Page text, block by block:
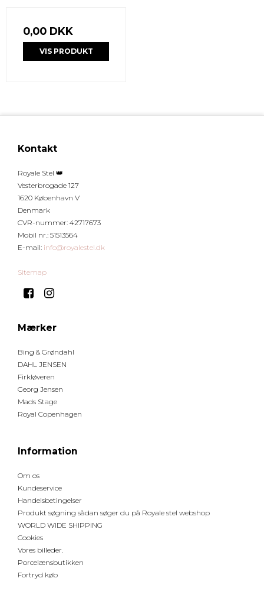
0,00 DKK
VIS PRODUKT
Kontakt
Royale Stel 👑
Vesterbrogade 127
1620 København V
Denmark
CVR-nummer: 42717673
Mobil nr.: 51513564
E-mail: info@royalestel.dk
Sitemap
Mærker
Bing & Grøndahl
DAHL JENSEN
Firkløveren
Georg Jensen
Mads Stage
Royal Copenhagen
Information
Om os
Kundeservice
Handelsbetingelser
Produkt søgning sådan søger du på Royale stel webshop
WORLD WIDE SHIPPING
Cookies
Vores billeder.
Porcelænsbutikken
Fortryd køb